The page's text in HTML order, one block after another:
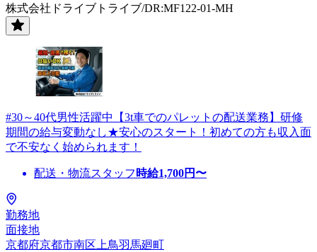
株式会社ドライブトライブ/DR:MF122-01-MH
#30～40代男性活躍中【3t車でのパレットの配送業務】研修
期間の給与変動なし★安心のスタート！初めての方も収入面
で不安なく始められます！
配送・物流スタッフ 時給1,700円〜
勤務地
面接地
京都府京都市南区上鳥羽馬廻町